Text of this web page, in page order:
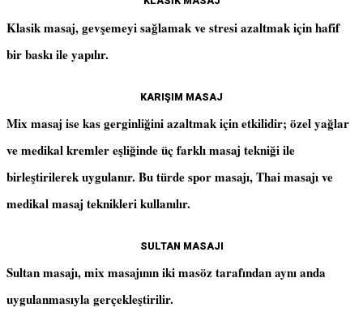
Klasik masaj, gevşemeyi sağlamak ve stresi azaltmak için hafif
bir baskı ile yapılır.
KARIŞIM MASAJ
Mix masaj ise kas gerginliğini azaltmak için etkilidir; özel yağlar
ve medikal kremler eşliğinde üç farklı masaj tekniği ile
birleştirilerek uygulanır. Bu türde spor masajı, Thai masajı ve
medikal masaj teknikleri kullanılır.
SULTAN MASAJI
Sultan masajı, mix masajının iki masöz tarafından aynı anda
uygulanmasıyla gerçekleştirilir.